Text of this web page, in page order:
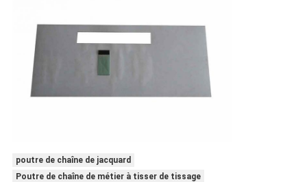
poutre de chaîne de jacquard
Poutre de chaîne de métier à tisser de tissage